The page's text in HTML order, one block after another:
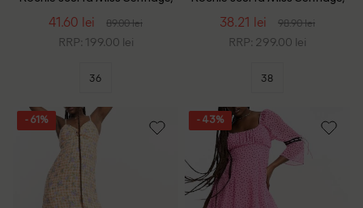
41.60 lei 89.00 lei
RRP: 199.00 lei
36
38.21 lei 98.90 lei
RRP: 299.00 lei
38
- 61% - 43%